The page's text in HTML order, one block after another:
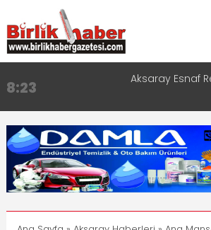
8:23 Aksaray Esnaf
11:30
Birlikhaber.com Yayın
13:33 Taşımacılıkta Dijital
17:15
Aksaray OSB Bölge
16:00
Aksaray Esnaf Rehberi ile